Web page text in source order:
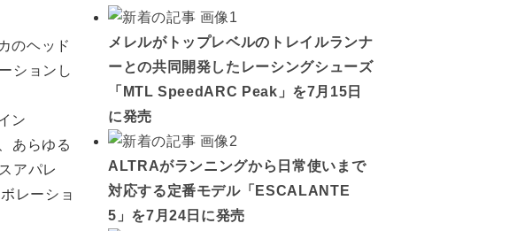
のヘッド
ションし
ン
あらゆる
アパレ
レーショ
メレルがトップレベルのトレイルランナ
ーとの共同開発したレーシングシューズ
「MTL SpeedARC Peak」を7月15日
に発売
ALTRAがランニングから日常使いまで
対応する定番モデル「ESCALANTE
5」を7月24日に発売